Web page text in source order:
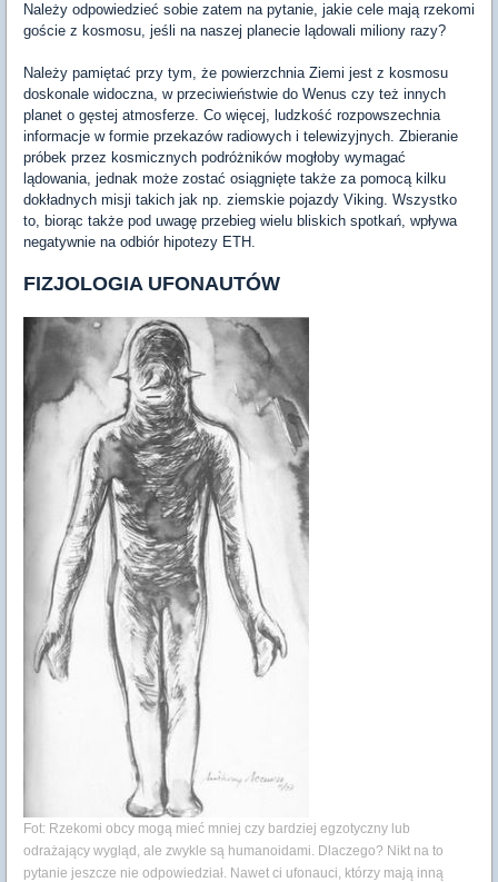
Należy odpowiedzieć sobie zatem na pytanie, jakie cele mają rzekomi
goście z kosmosu, jeśli na naszej planecie lądowali miliony razy?
Należy pamiętać przy tym, że powierzchnia Ziemi jest z kosmosu
doskonale widoczna, w przeciwieństwie do Wenus czy też innych
planet o gęstej atmosferze. Co więcej, ludzkość rozpowszechnia
informacje w formie przekazów radiowych i telewizyjnych. Zbieranie
próbek przez kosmicznych podróżników mogłoby wymagać
lądowania, jednak może zostać osiągnięte także za pomocą kilku
dokładnych misji takich jak np. ziemskie pojazdy Viking. Wszystko
to, biorąc także pod uwagę przebieg wielu bliskich spotkań, wpływa
negatywnie na odbiór hipotezy ETH.
FIZJOLOGIA UFONAUTÓW
Fot: Rzekomi obcy mogą mieć mniej czy bardziej egzotyczny lub
odrażający wygląd, ale zwykle są humanoidami. Dlaczego? Nikt na to
pytanie jeszcze nie odpowiedział. Nawet ci ufonauci, którzy mają inną